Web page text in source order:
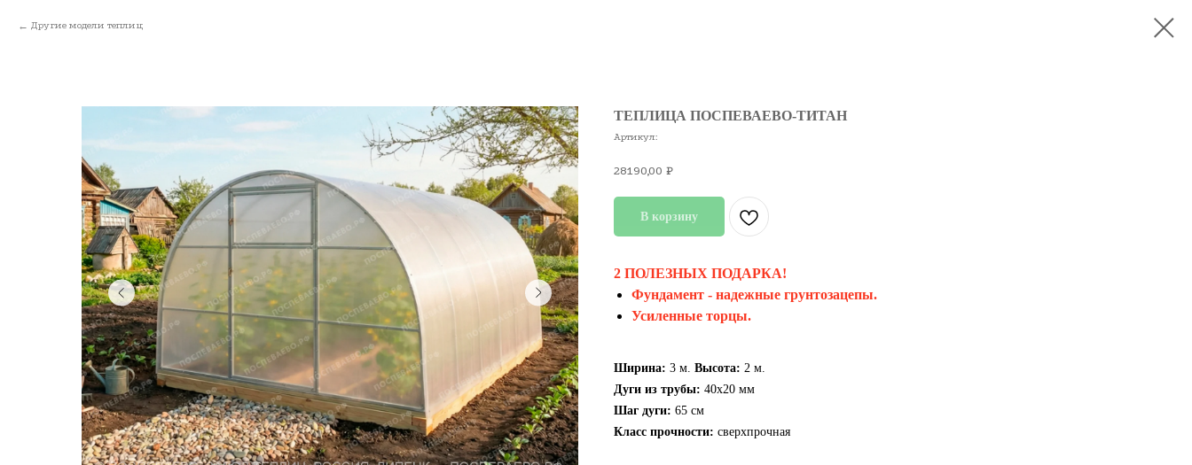
Другие модели теплиц
ТЕПЛИЦА ПОСПЕВАЕВО-ТИТАН
Артикул:
28190,00 ₽
В корзину
2 ПОЛЕЗНЫХ ПОДАРКА!
Фундамент - надежные грунтозацепы.
Усиленные торцы.
Ширина: 3 м. Высота: 2 м.
Дуги из трубы: 40х20 мм
Шаг дуги: 65 см
Класс прочности: сверхпрочная